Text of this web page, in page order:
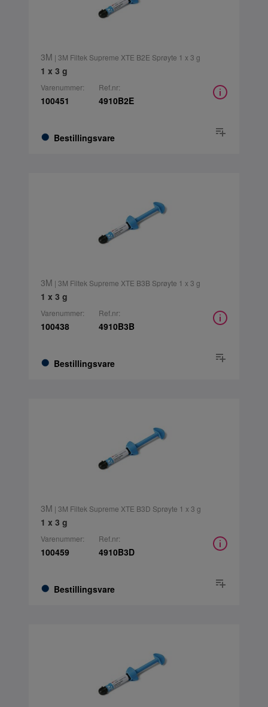
3M | 3M Filtek Supreme XTE B2E Sprøyte 1 x 3 g
1 x 3 g
Varenummer:
100451
Bestillingsvare
Ref.nr:
4910B2E
3M | 3M Filtek Supreme XTE B3B Sprøyte 1 x 3 g
1 x 3 g
Varenummer:
100438
Bestillingsvare
Ref.nr:
4910B3B
3M | 3M Filtek Supreme XTE B3D Sprøyte 1 x 3 g
1 x 3 g
Varenummer:
100459
Bestillingsvare
Ref.nr:
4910B3D